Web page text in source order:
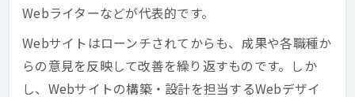
Webライターなどが代表的です。
Webサイトはローンチされてからも、成果や各職種か
らの意見を反映して改善を繰り返すものです。しか
し、Webサイトの構築・設計を担当するWebデザイ